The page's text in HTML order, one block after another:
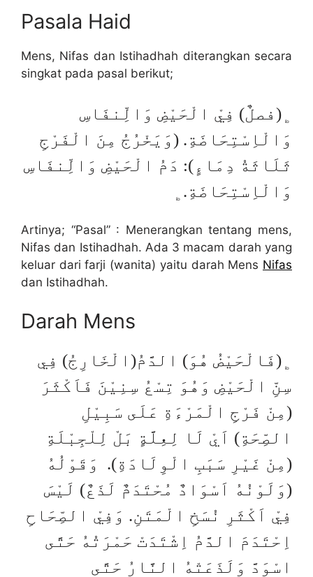
Pasala Haid
Mens, Nifas dan Istihadhah diterangkan secara
singkat pada pasal berikut;
﯁(فصلٌ) فِيْ الْحَيْضِ وَالِّنفَاسِ
وَالْاِسْتِحَاضَةِ. (وَيَخْرُجُ مِنَ الْفَرْجِ
ثَلَاثَةُ دِمَاءٍ): دَمُ الْحَيْضِ وَالِّنفَاسِ
وَالْاِسْتِحَاضَةِ.﯁
Artinya; “Pasal” : Menerangkan tentang mens,
Nifas dan Istihadhah. Ada 3 macam darah yang
keluar dari farji (wanita) yaitu darah Mens Nifas
dan Istihadhah.
Darah Mens
﯁(فَالْحَيْضُ هُوَ) الدَّمُ(الْخَارِجُ) فِي
سِنِّ الْحَيْضِ وَهُوَ تِسْعُ سِنِيْنَ فَاَكْثَرَ
(مِنْ فَرْجِ الْمَرْءَةِ عَلَى سَبِيْلِ
الصِّحَةِ) اَيْ لَا لِعِلَّةٍ بَلْ لِلْجِبْلَةِ
(مِنْ غَيْرِ سَبَبِ الْوِلَادَةِ). وَقَوْلُهُ
(وَلَوْنُهُ اَسْوَادٌ مُحْتَدَمٌ لَذَعٌ) لَيْسَ
فِيْ اَكْثَرِ نُسَخِ الْمَتَنِ. وَفِيْ الصِّحَاحِ
اِحْتَدَمَ الدَّمُ اِشْتَدَتْ حَمْرَتُهُ حَتَّى
اسْوَدَّ وَلَذَعَتْهُ النَّارُ حَتَّى